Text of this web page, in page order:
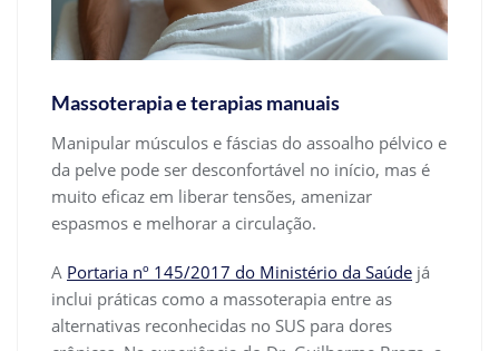
Massoterapia e terapias manuais
Manipular músculos e fáscias do assoalho pélvico e
da pelve pode ser desconfortável no início, mas é
muito eficaz em liberar tensões, amenizar
espasmos e melhorar a circulação.
A Portaria nº 145/2017 do Ministério da Saúde já
inclui práticas como a massoterapia entre as
alternativas reconhecidas no SUS para dores